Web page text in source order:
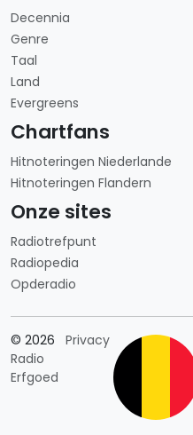
Decennia
Genre
Taal
Land
Evergreens
Chartfans
Hitnoteringen Niederlande
Hitnoteringen Flandern
Onze sites
Radiotrefpunt
Radiopedia
Opderadio
© 2026
Radio
Erfgoed
PrivacyLänderauswahl